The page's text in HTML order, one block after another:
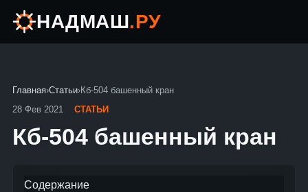
НАДМАШ.РУ
Главная›Статьи›Кб-504 башенный кран
28 Фев 2021
СТАТЬИ
Кб-504 башенный кран
Содержание